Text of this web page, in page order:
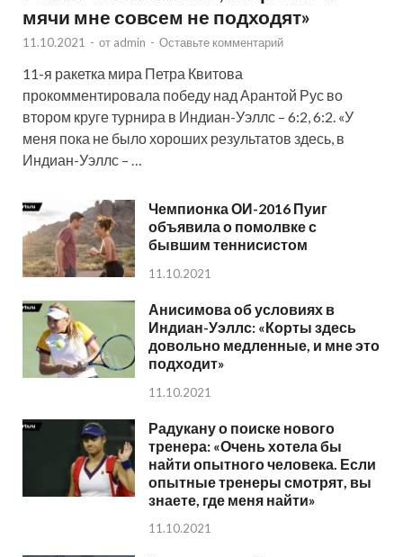
мячи мне совсем не подходят»
11.10.2021 - от admin - Оставьте комментарий
11-я ракетка мира Петра Квитова
прокомментировала победу над Арантой Рус во
втором круге турнира в Индиан-Уэллс – 6:2, 6:2. «У
меня пока не было хороших результатов здесь, в
Индиан-Уэллс – …
Чемпионка ОИ-2016 Пуиг
объявила о помолвке с
бывшим теннисистом
11.10.2021
Анисимова об условиях в
Индиан-Уэллс: «Корты здесь
довольно медленные, и мне это
подходит»
11.10.2021
Радукану о поиске нового
тренера: «Очень хотела бы
найти опытного человека. Если
опытные тренеры смотрят, вы
знаете, где меня найти»
11.10.2021